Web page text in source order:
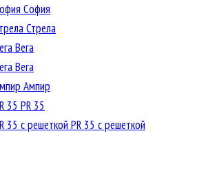
София
Стрела
Вега
Вега
Ампир
PR 35
PR 35 с решеткой